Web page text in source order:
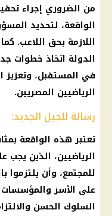
من الضروري إجراء
الواقعة، لتحديد
اللازمة بحق اللاعب.
الدولة اتخاذ خطوات
في المستقبل، وتعزيز
الرياضيين المصريين.
رسالة للجيل الجديد:
تعتبر هذه الواقعة
الرياضيين، الذين
للمجتمع، وأن يلتزموا
على الأسر والمؤسسات
السلوك الحسن